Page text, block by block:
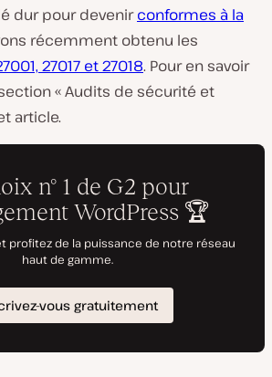
dur pour devenirconformes à la
récemment obtenu les
27017 et 27018. Pour en savoir
« Audits de sécurité et
article.